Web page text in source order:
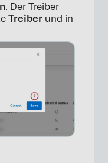
×
. Der Treiber
Treiber und in